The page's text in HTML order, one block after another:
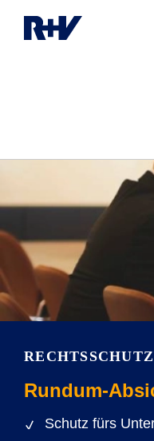
Rundum-
Schutz fürs